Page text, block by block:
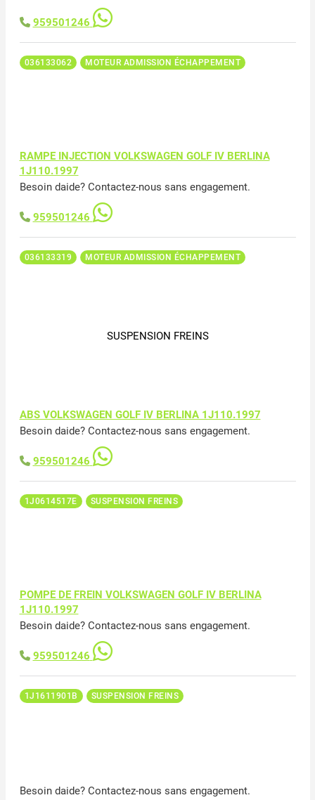
959501246
036133062 MOTEUR ADMISSION ÉCHAPPEMENT
RAMPE INJECTION VOLKSWAGEN GOLF IV BERLINA
1J110.1997
Besoin daide? Contactez-nous sans engagement.
959501246
036133319 MOTEUR ADMISSION ÉCHAPPEMENT
SUSPENSION FREINS
ABS VOLKSWAGEN GOLF IV BERLINA 1J110.1997
Besoin daide? Contactez-nous sans engagement.
959501246
1J0614517E SUSPENSION FREINS
POMPE DE FREIN VOLKSWAGEN GOLF IV BERLINA
1J110.1997
Besoin daide? Contactez-nous sans engagement.
959501246
1J1611901B SUSPENSION FREINS
Besoin daide? Contactez-nous sans engagement.